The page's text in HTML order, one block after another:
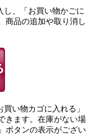
し、「お買い物かごに
商品の追加や取り消し
い物カゴに入れる」
きます。在庫がない場
ボタンの表示がござい